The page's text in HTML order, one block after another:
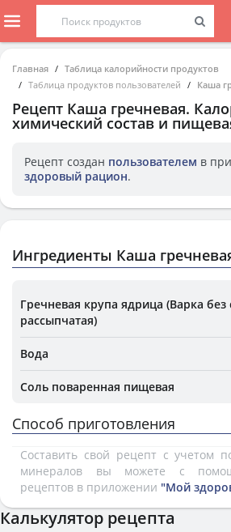
Главная
Таблица калорийности продуктов
Таблица продуктов пользователей
Каша
Рецепт Каша гречневая.
химический состав и
Рецепт создан пользователем в
здоровый рацион.
Ингредиенты Каша
Гречневая крупа ядрица (Варка без
рассыпчатая)
Вода
Соль поваренная пищевая
Способ приготовления
Составить свой рецепт с учетом
минералов вы можете с
рецептов в приложении "Мой
Калькулятор рецепта